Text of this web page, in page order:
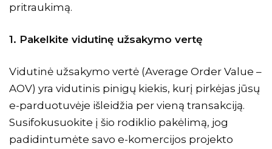
pritraukimą.
1. Pakelkite vidutinę užsakymo vertę
Vidutinė užsakymo vertė (Average Order Value –
AOV) yra vidutinis pinigų kiekis, kurį pirkėjas jūsų
e-parduotuvėje išleidžia per vieną transakciją.
Susifokusuokite į šio rodiklio pakėlimą, jog
padidintumėte savo e-komercijos projekto